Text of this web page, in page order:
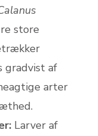
store
gradvist af
arter
Larver af